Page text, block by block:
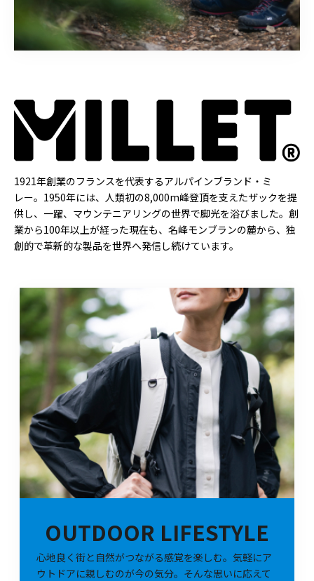
1921年創業のフランスを代表するアルパインブランド・ミ
レー。1950年には、人類初の8,000m峰登頂を支えたザックを提
供し、一躍、マウンテニアリングの世界で脚光を浴びました。創
業から100年以上が経った現在も、名峰モンブランの麓から、独
創的で革新的な製品を世界へ発信し続けています。
OUTDOOR LIFESTYLE
心地良く街と自然がつながる感覚を楽しむ。気軽にア
ウトドアに親しむのが今の気分。そんな思いに応えて